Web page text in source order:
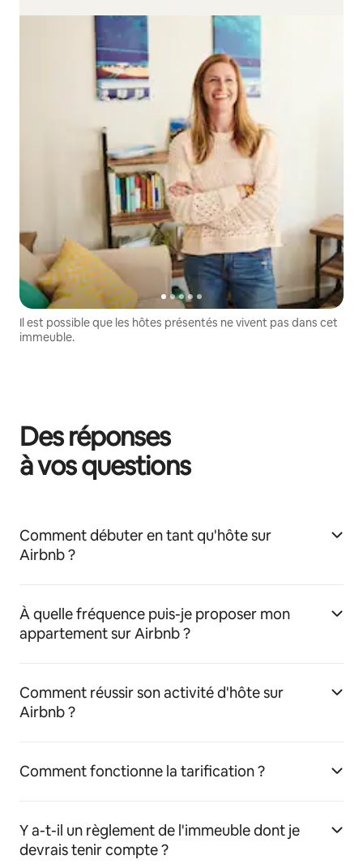
Il est possible que les hôtes présentés ne vivent pas dans cet
immeuble.
Des réponses
à vos questions
Comment débuter en tant qu'hôte sur
Airbnb ?
À quelle fréquence puis-je proposer mon
appartement sur Airbnb ?
Comment réussir son activité d'hôte sur
Airbnb ?
Comment fonctionne la tarification ?
Y a-t-il un règlement de l'immeuble dont je
devrais tenir compte ?